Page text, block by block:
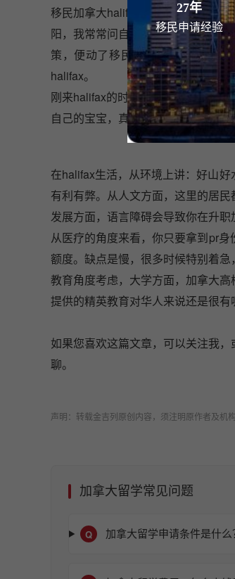
27年
移民申请经验
移民加拿大halifax生活之前，在国
阳，我常常问自己：我生活的意义
策，便动了移民的心。我和丈夫都
halifax。
刚来halifax的时候，也是很不习惯
自己的宝宝，真的很开心。
在halifax生活，从环境上讲：好山
有利有弊。从人文方面，这里的居
发展方面，语言障碍会导致你在升
从医疗的角度来看，你只要拿到pr
额度。缺点是慢，很多时候特别着
教育角度考虑，大学方面，加拿大
提供的精英教育对华人来说还是很有
如果您喜欢这篇文章，可以关注我
聊。
声明：转载金吉列原创内容，须注明原作者及机
加拿大留学常见问题
Q 加拿大留学申请条件是什么